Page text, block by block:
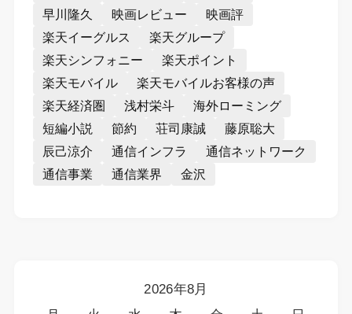
早川隆久
映画レビュー
映画評
楽天イーグルス
楽天グループ
楽天シンフォニー
楽天ポイント
楽天モバイル
楽天モバイルお客様の声
楽天経済圏
浅村栄斗
海外ローミング
短編小説
節約 荘司康誠
藤原聡大
辰己涼介
通信インフラ
通信ネットワーク
通信事業
通信業界 金沢
2026年8月